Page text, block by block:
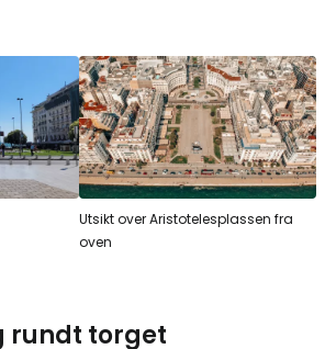
Utsikt over Aristotelesplassen fra
oven
rundt torget